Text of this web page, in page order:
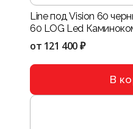
Line под Vision 60
60 LOG Led
от 121 400 ₽
В